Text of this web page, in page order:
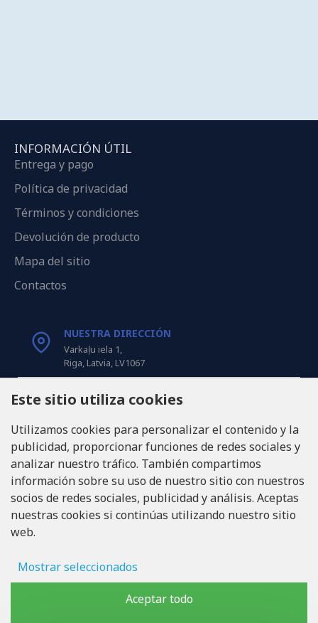
INFORMACIÓN ÚTIL
Entrega y pago
Política de privacidad
Términos y condiciones
Devolución de producto
Mapa del sitio
Contactos
NUESTRA DIRECCIÓN
Varkaļu iela 1,
Riga, Latvia, LV1067
LLÁMANOS
INFO@LUKONS.COM
DETALLES DE LA COMPAÑÍA
RITONE SIA
Domicilio legal: Rīga, Zasulauka iela 32 - 7, LV-1046
Este sitio utiliza cookies
Utilizamos cookies para personalizar el contenido y la
publicidad, proporcionar funciones de redes sociales y
analizar nuestro tráfico. También compartimos
información sobre su uso de nuestro sitio con nuestros
socios de redes sociales, publicidad y análisis. Aceptas
nuestras cookies si continúas utilizando nuestro sitio
web.
Mostrar seleccionados
Almacenamiento de anunciosAceptar todo